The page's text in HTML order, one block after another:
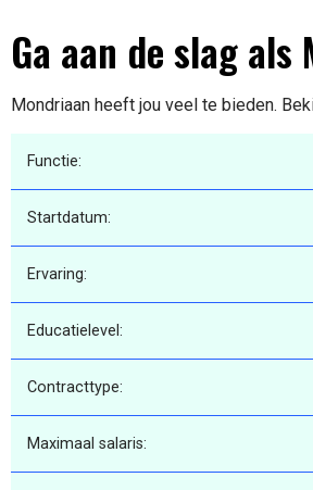
Ga aan de slag als
Mondriaan heeft jou veel te bieden.
Functie:
Startdatum:
Ervaring:
Educatielevel:
Contracttype:
Maximaal salaris: